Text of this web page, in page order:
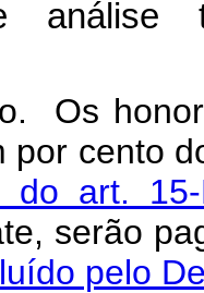
análise
Os
por cento
do art.
serão
pelo